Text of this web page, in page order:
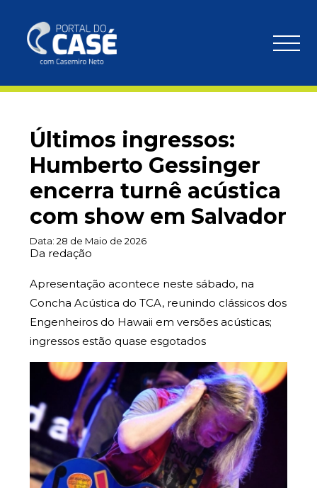
Últimos ingressos:
Humberto Gessinger
encerra turnê acústica
com show em Salvador
Data: 28 de Maio de 2026
Da redação
Apresentação acontece neste sábado, na
Concha Acústica do TCA, reunindo clássicos dos
Engenheiros do Hawaii em versões acústicas;
ingressos estão quase esgotados